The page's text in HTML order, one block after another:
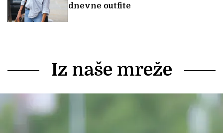
dnevne outfite
Iz naše mreže